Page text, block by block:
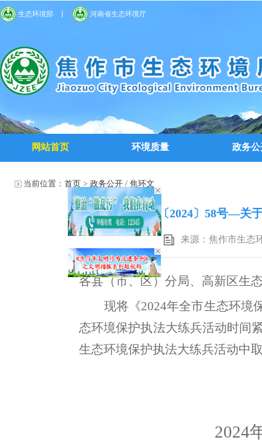
生态环境部 河南省生态环境厅
网站首页 环境质量 政务公
当前位置： 首页 > 政务公开 / 焦环文
焦环文〔2024〕58号—关
来源：焦作市生态
各县（市、区）分局、高新区生
现将《2024年全市生态环境
态环境保护执法大练兵活动时间
生态环境保护执法大练兵活动中
2024